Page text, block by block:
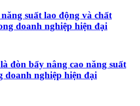
suất lao động và chất
doanh nghiệp hiện đại
đòn bẩy nâng cao năng suất
doanh nghiệp hiện đại